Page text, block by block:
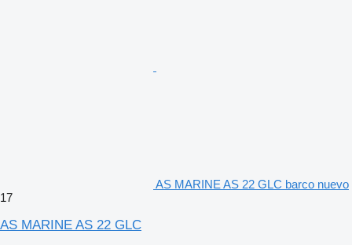
AS MARINE AS 22 GLC barco nuevo
17
AS MARINE AS 22 GLC